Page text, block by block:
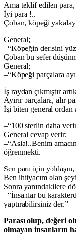
Ama teklif edilen
İyi para !..
Çoban, köpeği
General;
–“Köpeğin derisini
Çoban bu sefer
General;
–“Köpeği parçalara
İş raydan çıkmıştır
Ayırır parçalara, alır
İşi biten general ordan
–“100 sterlin daha
General cevap verir;
–“Asla!..Benim
öğrenmekti.
Sen para için
Ben ihtiyacım olan
Sonra yanındakilere
–“İnsanlar bu
yaptırabilirsiniz der.”
Parası olup, değeri
olmayan insanların